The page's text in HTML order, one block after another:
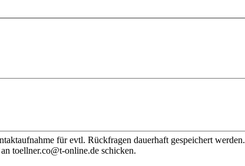
für evtl. Rückfragen dauerhaft gespeichert werden.
toellner.co@t-online.de schicken.